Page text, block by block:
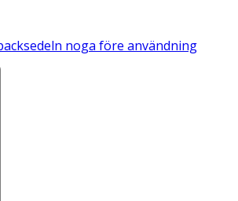
noga före användning